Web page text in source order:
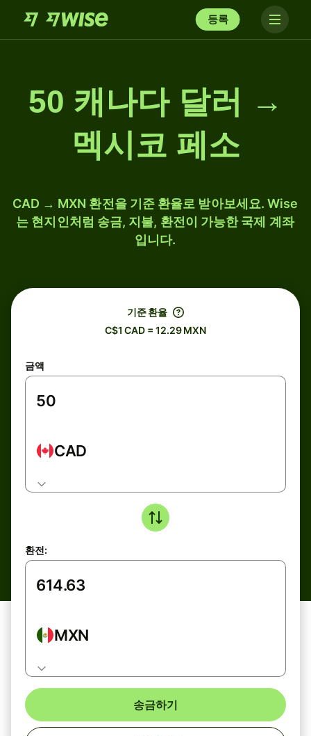
등록
50 캐나다 달러 →
멕시코 페소
CAD → MXN 환전을 기준 환율로 받아보세요. Wise
는 현지인처럼 송금, 지불, 환전이 가능한 국제 계좌
입니다.
기준 환율
C$1 CAD = 12.29 MXN
금액
CAD
환전:
MXN
송금하기